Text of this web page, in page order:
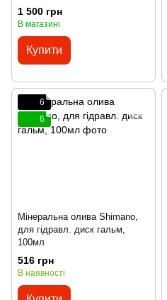
1 500 грн
В магазині
Купити
6
6
Мінеральна олива Shimano,
для гідравл. диск гальм,
100мл
516 грн
В наявності